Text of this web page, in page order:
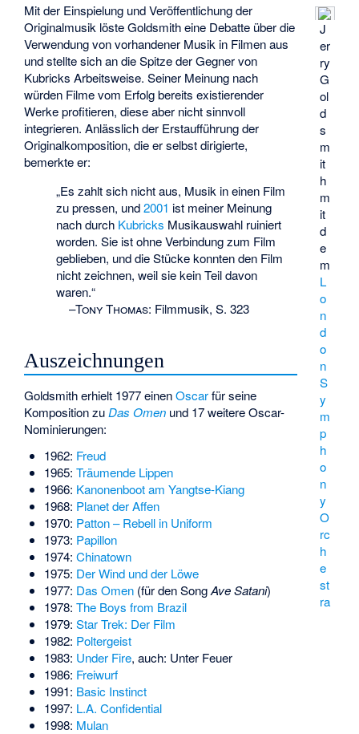
J
er
ry
G
ol
d
s
m
it
h
m
it
d
e
m
L
o
n
d
o
n
S
y
m
p
h
o
n
y
O
rc
h
e
st
ra
Mit der Einspielung und Veröffentlichung der
Originalmusik löste Goldsmith eine Debatte über die
Verwendung von vorhandener Musik in Filmen aus
und stellte sich an die Spitze der Gegner von
Kubricks Arbeitsweise. Seiner Meinung nach
würden Filme vom Erfolg bereits existierender
Werke profitieren, diese aber nicht sinnvoll
integrieren. Anlässlich der Erstaufführung der
Originalkomposition, die er selbst dirigierte,
bemerkte er:
„Es zahlt sich nicht aus, Musik in einen Film
zu pressen, und2001 ist meiner Meinung
nach durch Kubricks Musikauswahl ruiniert
worden. Sie ist ohne Verbindung zum Film
geblieben, und die Stücke konnten den Film
nicht zeichnen, weil sie kein Teil davon
waren.“
–Tony Thomas: Filmmusik, S. 323
Auszeichnungen
Goldsmith erhielt 1977 einenOscarfür seine
Komposition zuDas Omen und 17 weitere Oscar-
Nominierungen:
1962: Freud
1965: Träumende Lippen
1966: Kanonenboot am Yangtse-Kiang
1968: Planet der Affen
1970: Patton – Rebell in Uniform
1973: Papillon
1974: Chinatown
1975: Der Wind und der Löwe
1977: Das Omen(für den SongAve Satani)
1978: The Boys from Brazil
1979: Star Trek: Der Film
1982: Poltergeist
1983: Under Fire, auch: Unter Feuer
1986: Freiwurf
1991: Basic Instinct
1997: L.A. Confidential
1998: Mulan